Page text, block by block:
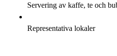
Servering av kaffe, te och
Representativa lokaler